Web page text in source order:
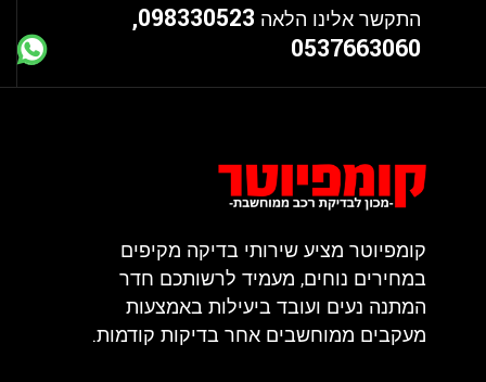
התקשר אלינו הלאה
098330523,
0537663060
קומפיוטר מציע שירותי בדיקה מקיפים
במחירים נוחים, מעמיד לרשותכם חדר
המתנה נעים ועובד ביעילות באמצעות
מעקבים ממוחשבים אחר בדיקות קודמות.